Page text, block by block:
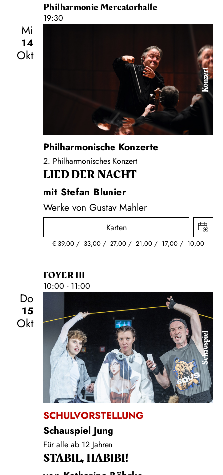
Philharmonie Mercatorhalle
19:30
Mi
14
Okt
Konzert
Philharmonische Konzerte
2. Philharmonisches Konzert
LIED DER NACHT
mit Stefan Blunier
Werke von Gustav Mahler
Karten
€ 39,00 33,00 27,00 21,00 17,00 10,00
FOYER III
10:00 - 11:00
Do
15
Okt
Schauspiel
SCHULVORSTELLUNG
Schauspiel Jung
Für alle ab 12 Jahren
STABIL, HABIBI!